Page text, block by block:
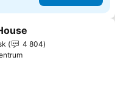
i favoritter
4 804